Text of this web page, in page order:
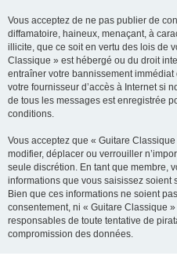
Vous acceptez de ne pas publier de
diffamatoire, haineux, menaçant, à
illicite, que ce soit en vertu des lois de
Classique » est hébergé ou du droit
entraîner votre bannissement
votre fournisseur d’accès à Internet si
de tous les messages est enregistrée
conditions.
Vous acceptez que « Guitare
modifier, déplacer ou verrouiller
seule discrétion. En tant que membre,
informations que vous saisissez soient
Bien que ces informations ne soient
consentement, ni « Guitare Classique
responsables de toute tentative de
compromission des données.